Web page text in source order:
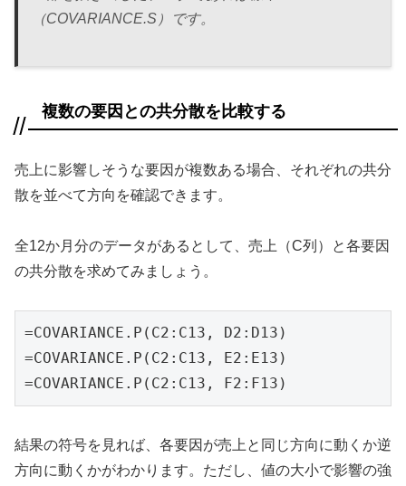
（COVARIANCE.S）です。
複数の要因との共分散を比較する
売上に影響しそうな要因が複数ある場合、それぞれの共分
散を並べて方向を確認できます。
全12か月分のデータがあるとして、売上（C列）と各要因
の共分散を求めてみましょう。
=COVARIANCE.P(C2:C13, D2:D13)
=COVARIANCE.P(C2:C13, E2:E13)
=COVARIANCE.P(C2:C13, F2:F13)
結果の符号を見れば、各要因が売上と同じ方向に動くか逆
方向に動くかがわかります。ただし、値の大小で影響の強